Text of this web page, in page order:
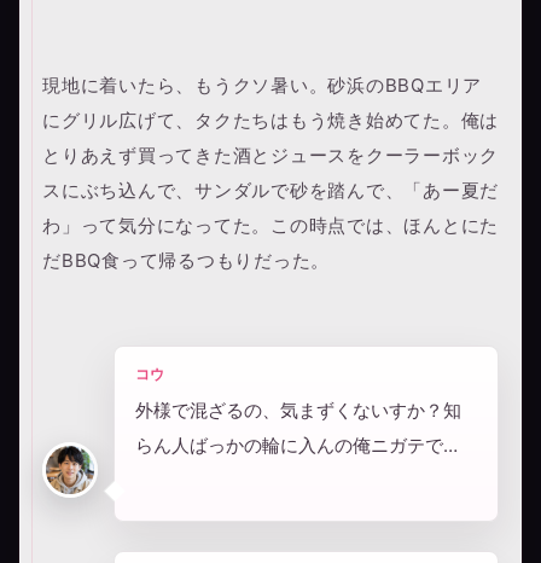
現地に着いたら、もうクソ暑い。砂浜のBBQエリア
にグリル広げて、タクたちはもう焼き始めてた。俺は
とりあえず買ってきた酒とジュースをクーラーボック
スにぶち込んで、サンダルで砂を踏んで、「あー夏だ
わ」って気分になってた。この時点では、ほんとにた
だBBQ食って帰るつもりだった。
コウ
外様で混ざるの、気まずくないすか？知
らん人ばっかの輪に入んの俺ニガテで…